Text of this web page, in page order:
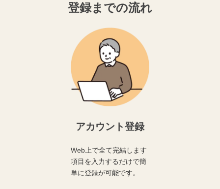
登録までの流れ
アカウント登録
Web上で全て完結します
項目を入力するだけで簡
単に登録が可能です。